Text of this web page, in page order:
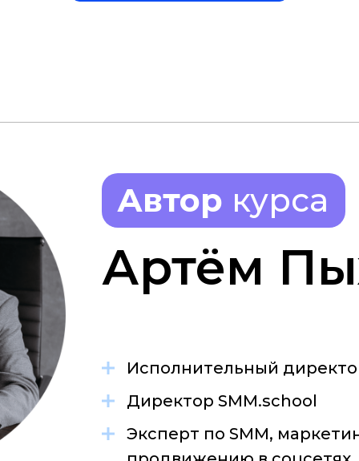
Автор курса
Артём
Исполнительный
Директор SMM.school
Эксперт по SMM,